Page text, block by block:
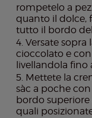
rompetelo a
quanto il dolce,
tutto il bordo
Versate sopra
cioccolato e
livellandola fino
Mettete la
sàc a poche
bordo
quali